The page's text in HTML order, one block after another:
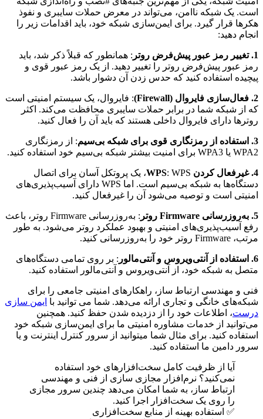
است. یک شبکه ناامن، می‌تواند در معرض حملات سایبری و نفوذ
هکرها قرار گیرد. برای ایمن‌سازی شبکه خود، باید اقدامات زیر را
انجام دهید:
1. تغییر رمز عبور پیش‌فرض روتر
: همانطور که قبلاً ذکر شد، باید
رمز عبور پیش‌فرض روتر را تغییر دهید. از یک رمز عبور قوی و
پیچیده استفاده کنید که حدس زدن آن دشوار باشد.
2. فعال‌سازی فایروال (Firewall)
: فایروال، یک سیستم امنیتی است
که از شبکه شما در برابر حملات سایبری محافظت می‌کند. اکثر
روترها دارای فایروال داخلی هستند که باید آن را فعال کنید.
3. استفاده از رمزنگاری قوی برای شبکه بی‌سیم
: از رمزنگاری
WPA2 یا WPA3 برای امنیت بیشتر شبکه بی‌سیم خود استفاده کنید.
4. غیرفعال کردن WPS
: WPS، یک پروتکل آسان برای اتصال
دستگاه‌ها به شبکه بی‌سیم است. اما WPS دارای آسیب‌پذیری‌های
امنیتی است و توصیه می‌شود آن را غیرفعال کنید.
5. به‌روزرسانی Firmware روتر
: به‌روزرسانی Firmware روتر، باعث
رفع آسیب‌پذیری‌های امنیتی و بهبود عملکرد روتر می‌شود. به طور
مرتب، Firmware روتر خود را به‌روزرسانی کنید.
6. استفاده از آنتی‌ویروس و آنتی‌مالور
: بر روی تمامی دستگاه‌های
متصل به شبکه خود، از آنتی‌ویروس و آنتی‌مالور استفاده کنید.
فنی و مهندسی ارتباط ساز، راهکارهای امنیتی جامعی را برای
شبکه‌های خانگی و تجاری ارائه می‌دهد. شما می توانید با ایمن سازی
درست، اطلاعات خود را از دزدیده شدن حفظ کنید. همچنین
می‌توانید از خدمات مشاوره امنیتی ما برای ایمن‌سازی شبکه خود
استفاده کنید. برای مثال شما میتوانید از سرور کنترل اینترنت و یا
سرور دامین ما استفاده کنید.
آیا از ظرفیت کامل سخت‌افزارهای خود استفاده
نمی‌کنید؟ نرم‌افزار مجازی سازی از فنی و مهندسی
ارتباط ساز، به شما امکان می‌دهد چندین سرور مجازی
را روی یک سخت‌افزار اجرا کنید.
✅ استفاده بهینه از منابع سخت‌افزاری